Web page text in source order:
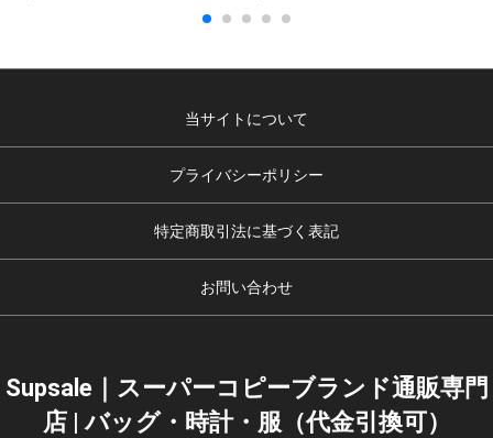
当サイトについて
プライバシーポリシー
特定商取引法に基づく表記
お問い合わせ
Supsale｜スーパーコピーブランド通販専門
店 | バッグ・時計・服（代金引換可）